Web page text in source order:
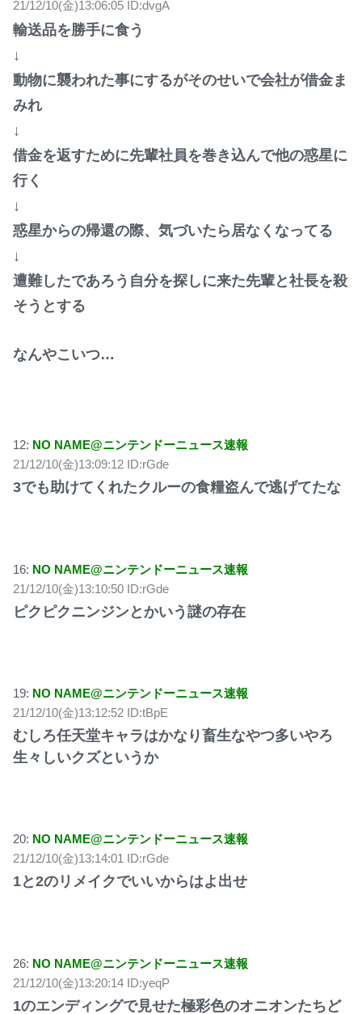
21/12/10(金)13:06:05 ID:dvgA
輸送品を勝手に食う
↓
動物に襲われた事にするがそのせいで会社が借金ま
みれ
↓
借金を返すために先輩社員を巻き込んで他の惑星に
行く
↓
惑星からの帰還の際、気づいたら居なくなってる
↓
遭難したであろう自分を探しに来た先輩と社長を殺
そうとする
なんやこいつ…
12: NO NAME@ニンテンドーニュース速報
21/12/10(金)13:09:12 ID:rGde
3でも助けてくれたクルーの食糧盗んで逃げてたな
16: NO NAME@ニンテンドーニュース速報
21/12/10(金)13:10:50 ID:rGde
ピクピクニンジンとかいう謎の存在
19: NO NAME@ニンテンドーニュース速報
21/12/10(金)13:12:52 ID:tBpE
むしろ任天堂キャラはかなり畜生なやつ多いやろ
生々しいクズというか
20: NO NAME@ニンテンドーニュース速報
21/12/10(金)13:14:01 ID:rGde
1と2のリメイクでいいからはよ出せ
26: NO NAME@ニンテンドーニュース速報
21/12/10(金)13:20:14 ID:yeqP
1のエンディングで見せた極彩色のオニオンたちど